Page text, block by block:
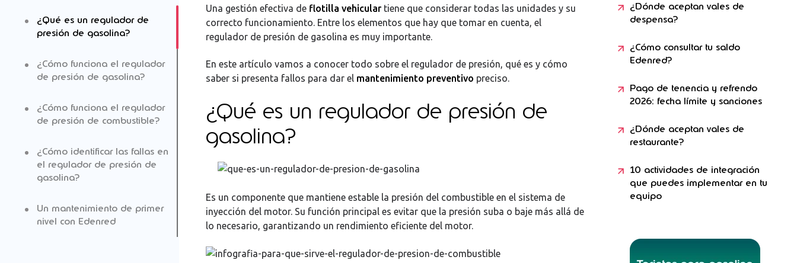
¿Qué es un regulador de
presión de gasolina?
¿Cómo funciona el regulador
de presión de gasolina?
Regulador de presión
mecánico
Regulador de presión
electrónico
¿Cómo funciona el regulador
de presión de combustible?
Fallas en el regulador de
presión de combustible
¿Cómo identificar las fallas en
el regulador de presión de
gasolina?
Inspección visual
Un mantenimiento de primer
nivel con Edenred
Una gestión efectiva de flotilla vehicular tiene que considerar todas las unidades y su
correcto funcionamiento. Entre los elementos que hay que tomar en cuenta, el
regulador de presión de gasolina es muy importante.
En este artículo vamos a conocer todo sobre el regulador de presión, qué es y cómo
saber si presenta fallos para dar el mantenimiento preventivo preciso.
¿Qué es un regulador de presión de
gasolina?
Es un componente que mantiene estable la presión del combustible en el sistema de
inyección del motor. Su función principal es evitar que la presión suba o baje más allá de
lo necesario, garantizando un rendimiento eficiente del motor.
¿Dónde aceptan vales de
despensa?
¿Cómo consultar tu saldo
Edenred?
Pago de tenencia y refrendo
2026: fecha límite y sanciones
¿Dónde aceptan vales de
restaurante?
10 actividades de integración
que puedes implementar en tu
equipo